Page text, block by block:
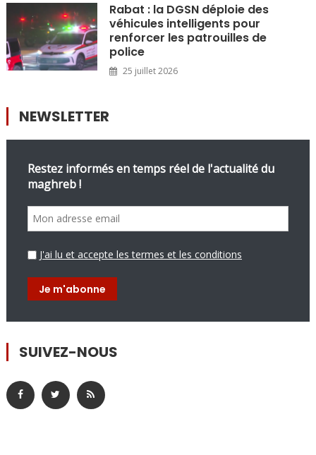
Rabat : la DGSN déploie des
véhicules intelligents pour
renforcer les patrouilles de
police
25 juillet 2026
NEWSLETTER
Restez informés en temps réel de l'actualité du
maghreb !
J'ai lu et accepte les termes et les conditions
SUIVEZ-NOUS